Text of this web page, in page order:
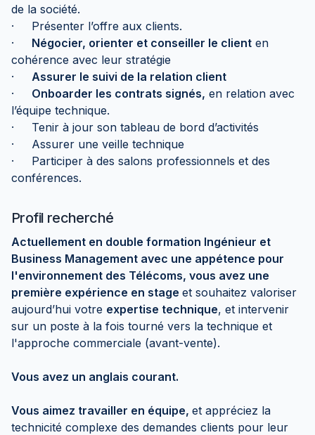
de la société.
· Présenter l’offre aux clients.
· Négocier, orienter et conseiller le client en
cohérence avec leur stratégie
· Assurer le suivi de la relation client
· Onboarder les contrats signés, en relation avec
l’équipe technique.
· Tenir à jour son tableau de bord d’activités
· Assurer une veille technique
· Participer à des salons professionnels et des
conférences.
Profil recherché
Actuellement en double formation Ingénieur et
Business Management avec une appétence pour
l'environnement des Télécoms, vous avez une
première expérience en stage et souhaitez valoriser
aujourd’hui votre expertise technique, et intervenir
sur un poste à la fois tourné vers la technique et
l'approche commerciale (avant-vente).
Vous avez un anglais courant.
Vous aimez travailler en équipe, et appréciez la
technicité complexe des demandes clients pour leur